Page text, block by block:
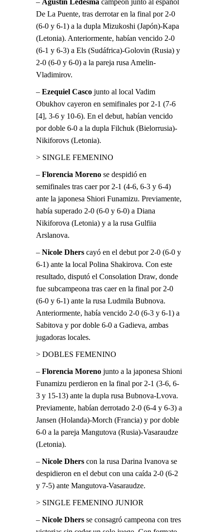
– Agustín Ledesma campeón junto al español
De La Puente, tras derrotar en la final por 2-0
(6-0 y 6-1) a la dupla Mizukoshi (Japón)-Kapa
(Letonia). Anteriormente, habían vencido 2-0
(6-1 y 6-3) a Els (Sudáfrica)-Golovin (Rusia) y
2-0 (6-0 y 6-0) a la pareja rusa Amelin-
Vladimirov.
– Ezequiel Casco junto al local Vadim
Obukhov cayeron en semifinales por 2-1 (7-6
[4], 3-6 y 10-6). En el debut, habían vencido
por doble 6-0 a la dupla Filchuk (Bielorrusia)-
Nikiforovs (Letonia).
> SINGLE FEMENINO
– Florencia Moreno se despidió en
semifinales tras caer por 2-1 (4-6, 6-3 y 6-4)
ante la japonesa Shiori Funamizu. Previamente,
había superado 2-0 (6-0 y 6-0) a Diana
Nikiforova (Letonia) y a la rusa Gulfiia
Arslanova.
– Nicole Dhers cayó en el debut por 2-0 (6-0 y
6-1) ante la local Polina Shakirova. Con este
resultado, disputó el Consolation Draw, donde
fue subcampeona tras caer en la final por 2-0
(6-0 y 6-1) ante la rusa Ludmila Bubnova.
Anteriormente, había vencido 2-0 (6-3 y 6-1) a
Sabitova y por doble 6-0 a Gadieva, ambas
jugadoras locales.
> DOBLES FEMENINO
– Florencia Moreno junto a la japonesa Shioni
Funamizu perdieron en la final por 2-1 (3-6, 6-
3 y 15-13) ante la dupla rusa Bubnova-Lvova.
Previamente, habían derrotado 2-0 (6-4 y 6-3) a
Jansen (Holanda)-Morch (Francia) y por doble
6-0 a la pareja Mangutova (Rusia)-Vasaraudze
(Letonia).
– Nicole Dhers con la rusa Darina Ivanova se
despidieron en el debut con una caída 2-0 (6-2
y 7-5) ante Mangutova-Vasaraudze.
> SINGLE FEMENINO JUNIOR
– Nicole Dhers se consagró campeona con tres